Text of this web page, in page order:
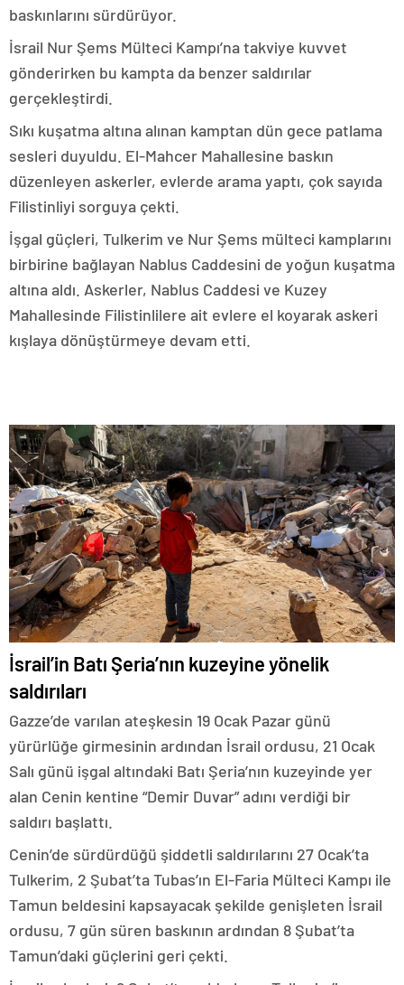
baskınlarını sürdürüyor.
İsrail Nur Şems Mülteci Kampı’na takviye kuvvet
gönderirken bu kampta da benzer saldırılar
gerçekleştirdi.
Sıkı kuşatma altına alınan kamptan dün gece patlama
sesleri duyuldu. El-Mahcer Mahallesine baskın
düzenleyen askerler, evlerde arama yaptı, çok sayıda
Filistinliyi sorguya çekti.
İşgal güçleri, Tulkerim ve Nur Şems mülteci kamplarını
birbirine bağlayan Nablus Caddesini de yoğun kuşatma
altına aldı. Askerler, Nablus Caddesi ve Kuzey
Mahallesinde Filistinlilere ait evlere el koyarak askeri
kışlaya dönüştürmeye devam etti.
İsrail’in Batı Şeria’nın kuzeyine yönelik
saldırıları
Gazze’de varılan ateşkesin 19 Ocak Pazar günü
yürürlüğe girmesinin ardından İsrail ordusu, 21 Ocak
Salı günü işgal altındaki Batı Şeria’nın kuzeyinde yer
alan Cenin kentine “Demir Duvar” adını verdiği bir
saldırı başlattı.
Cenin’de sürdürdüğü şiddetli saldırılarını 27 Ocak’ta
Tulkerim, 2 Şubat’ta Tubas’ın El-Faria Mülteci Kampı ile
Tamun beldesini kapsayacak şekilde genişleten İsrail
ordusu, 7 gün süren baskının ardından 8 Şubat’ta
Tamun’daki güçlerini geri çekti.